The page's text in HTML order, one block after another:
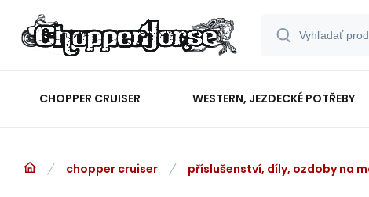
CHOPPER CRUISER WESTERN, JEZDECKÉ POTŘEBY
chopper cruiser příslušenství, díly, ozdoby na